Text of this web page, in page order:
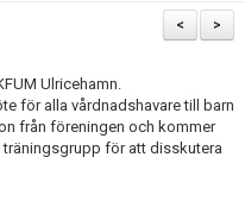
>
<
Ulricehamn.
för alla vårdnadshavare till barn
från föreningen och kommer
för att disskutera